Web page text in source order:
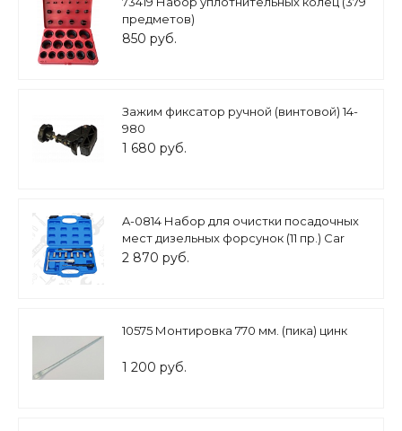
предметов)
850 руб.
Зажим фиксатор ручной (винтовой) 14-
980
1 680 руб.
A-0814 Набор для очистки посадочных
мест дизельных форсунок (11 пр.) Car
tools
2 870 руб.
10575 Монтировка 770 мм. (пика) цинк
1 200 руб.